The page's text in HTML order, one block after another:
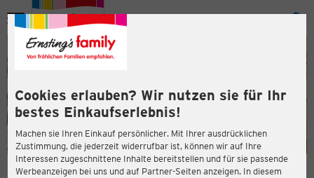
Cookies erlauben? Wir nutzen sie für Ihr
bestes Einkaufserlebnis!
Machen sie Ihren Einkauf persönlicher. Mit Ihrer ausdrücklichen
Zustimmung, die jederzeit widerrufbar ist, können wir auf Ihre
Interessen zugeschnittene Inhalte bereitstellen und für sie passende
Werbeanzeigen bei uns und auf Partner-Seiten anzeigen. In diesem
Menü